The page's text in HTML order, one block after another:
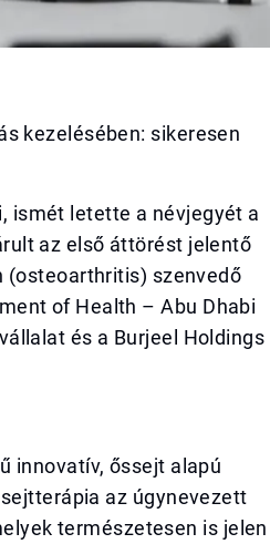
kezelésében: sikeresen
ismét letette a névjegyét a
az első áttörést jelentő
(osteoarthritis) szenvedő
of Health – Abu Dhabi
és a Burjeel Holdings
innovatív, őssejt alapú
az úgynevezett
természetesen is jelen